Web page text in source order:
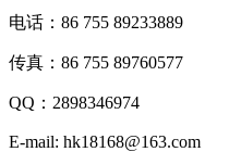
电话：86 755 89233889
传真：86 755 89760577
QQ：2898346974
E-mail: hk18168@163.com